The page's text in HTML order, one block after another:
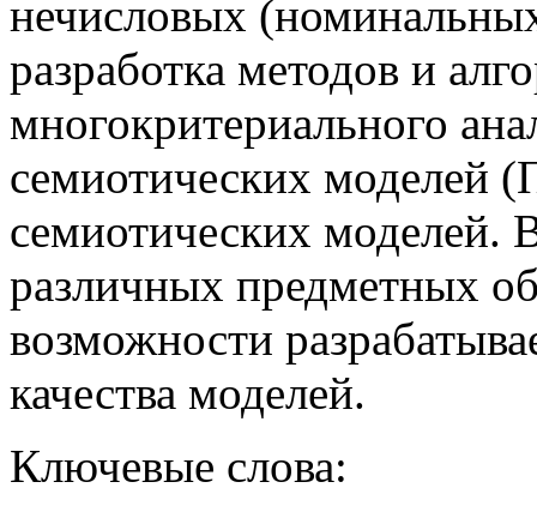
нечисловых
разработка методов и
многокритериального
семиотических моделей
семиотических моделей.
различных предметных
возможности
качества моделей.
Ключевые слова: